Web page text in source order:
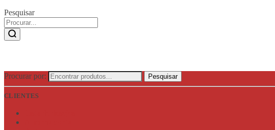
Pesquisar
Procurar por: Pesquisar
CLIENTES